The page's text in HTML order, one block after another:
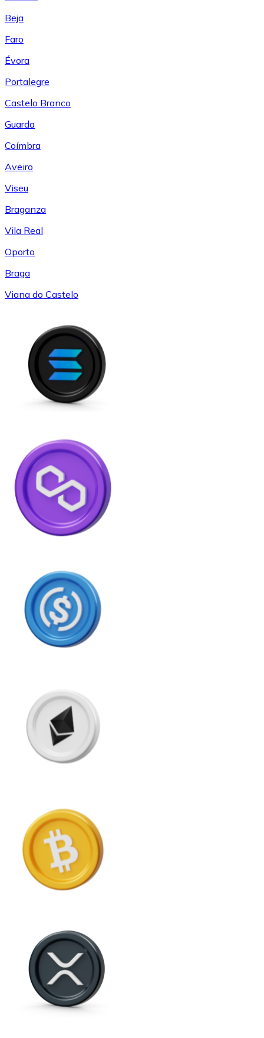
Beja
Faro
Évora
Portalegre
Castelo Branco
Guarda
Coímbra
Aveiro
Viseu
Braganza
Vila Real
Oporto
Braga
Viana do Castelo